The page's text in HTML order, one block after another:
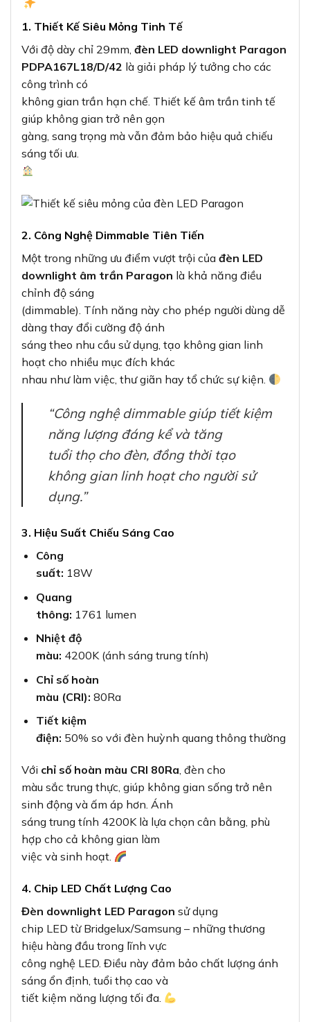
1. Thiết Kế Siêu Mỏng Tinh Tế
Với độ dày chỉ 29mm, đèn LED downlight Paragon
PDPA167L18/D/42 là giải pháp lý tưởng cho các
công trình có
không gian trần hạn chế. Thiết kế âm trần tinh tế
giúp không gian trở nên gọn
gàng, sang trọng mà vẫn đảm bảo hiệu quả chiếu
sáng tối ưu.
2. Công Nghệ Dimmable Tiên Tiến
Một trong những ưu điểm vượt trội của đèn LED
downlight âm trần Paragon là khả năng điều
chỉnh độ sáng
(dimmable). Tính năng này cho phép người dùng dễ
dàng thay đổi cường độ ánh
sáng theo nhu cầu sử dụng, tạo không gian linh
hoạt cho nhiều mục đích khác
nhau như làm việc, thư giãn hay tổ chức sự kiện.
“Công nghệ dimmable giúp tiết kiệm
năng lượng đáng kể và tăng
tuổi thọ cho đèn, đồng thời tạo
không gian linh hoạt cho người sử
dụng.”
3. Hiệu Suất Chiếu Sáng Cao
Công
suất: 18W
Quang
thông: 1761 lumen
Nhiệt độ
màu: 4200K (ánh sáng trung tính)
Chỉ số hoàn
màu (CRI): 80Ra
Tiết kiệm
điện: 50% so với đèn huỳnh quang thông thường
Với chỉ số hoàn màu CRI 80Ra, đèn cho
màu sắc trung thực, giúp không gian sống trở nên
sinh động và ấm áp hơn. Ánh
sáng trung tính 4200K là lựa chọn cân bằng, phù
hợp cho cả không gian làm
việc và sinh hoạt.
4. Chip LED Chất Lượng Cao
Đèn downlight LED Paragon sử dụng
chip LED từ Bridgelux/Samsung – những thương
hiệu hàng đầu trong lĩnh vực
công nghệ LED. Điều này đảm bảo chất lượng ánh
sáng ổn định, tuổi thọ cao và
tiết kiệm năng lượng tối đa.